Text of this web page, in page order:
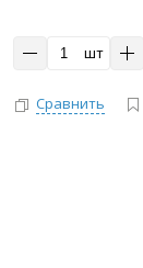
шт
Сравнить